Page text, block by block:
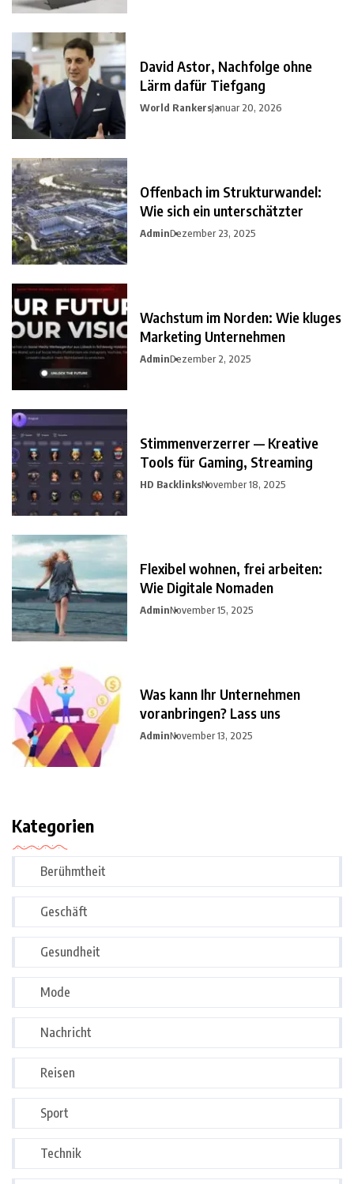
David Astor, Nachfolge ohne
Lärm dafür Tiefgang
World RankersJanuar 20, 2026
Offenbach im Strukturwandel:
Wie sich ein unterschätzter
AdminDezember 23, 2025
Wachstum im Norden: Wie kluges
Marketing Unternehmen
AdminDezember 2, 2025
Stimmenverzerrer — Kreative
Tools für Gaming, Streaming
HD BacklinksNovember 18, 2025
Flexibel wohnen, frei arbeiten:
Wie Digitale Nomaden
AdminNovember 15, 2025
Was kann Ihr Unternehmen
voranbringen? Lass uns
AdminNovember 13, 2025
Kategorien
Berühmtheit
Geschäft
Gesundheit
Mode
Nachricht
Reisen
Sport
Technik